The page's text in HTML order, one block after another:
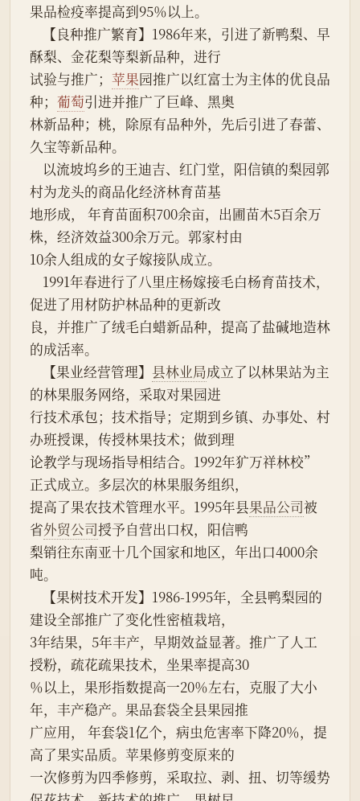
果品检疫率提高到95％以上。
酥梨、金花梨等梨新品种，进行
试验与推广； 苹果园推广以红富士为主体的优良品
种； 葡萄引进并推广了巨峰、黑奥
林新品种；桃，除原有品种外，先后引进了春蕾、
久宝等新品种。
村为龙头的商品化经济林育苗基
地形成， 年育苗面积700余亩，出圃苗木5百余万
株，经济效益300余万元。郭家村由
10余人组成的女子嫁接队成立。
促进了用材防护林品种的更新改
良，并推广了绒毛白蜡新品种，提高了盐碱地造林
的成活率。
    【果业经营管理】
县林业局成立了以林果站为主
的林果服务网络，采取对果园进
行技术承包；技术指导；定期到乡镇、办事处、村
办班授课，传授林果技术；做到理
论教学与现场指导相结合。1992年犷万祥林校”
正式成立。多层次的林果服务组织，
提高了果农技术管理水平。1995年县果品公司被
省外贸公司授予自营出口权，阳信鸭
梨销往东南亚十几个国家和地区，年出口4000余
吨。
建设全部推广了变化性密植栽培，
3年结果，5年丰产，早期效益显著。推广了人工
授粉，疏花疏果技术，坐果率提高30
％以上，果形指数提高一20％左右，克服了大小
年，丰产稳产。果品套袋全县果园推
广应用， 年套袋1亿个，病虫危害率下降20％，提
高了果实品质。苹果修剪变原来的
一次修剪为四季修剪，采取拉、剥、扭、切等缓势